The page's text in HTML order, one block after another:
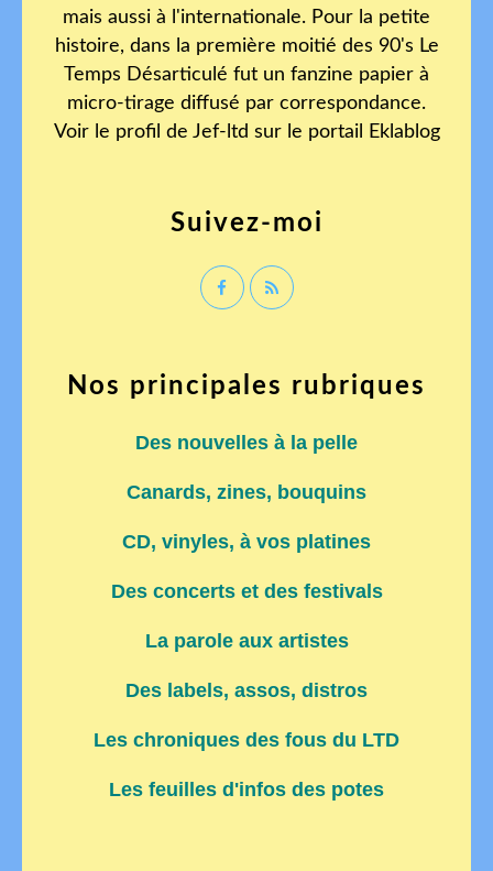
mais aussi à l'internationale. Pour la petite
histoire, dans la première moitié des 90's Le
Temps Désarticulé fut un fanzine papier à
micro-tirage diffusé par correspondance.
Voir le profil de Jef-ltd sur le portail Eklablog
Suivez-moi
Nos principales rubriques
Des nouvelles à la pelle
Canards, zines, bouquins
CD, vinyles, à vos platines
Des concerts et des festivals
La parole aux artistes
Des labels, assos, distros
Les chroniques des fous du LTD
Les feuilles d'infos des potes